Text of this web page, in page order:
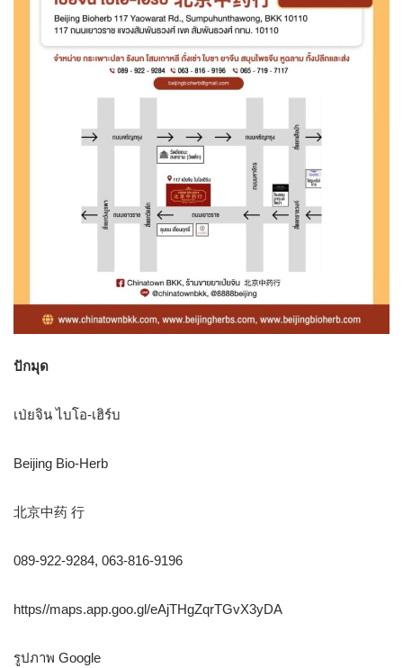
ปักมุด
เป่ยจิน ไบโอ-เฮิร์บ
Beijing Bio-Herb
北京中药 行
089-922-9284, 063-816-9196
https//maps.app.goo.gl/eAjTHgZqrTGvX3yDA
รูปภาพ Google